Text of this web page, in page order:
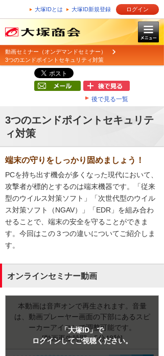
大塚IDとは 大塚ID新規登録 ログイン
動画セミナー（オンデマンドセミナー）
3つのエンドポイントセキュリティ対策
後で見る一覧
3つのエンドポイントセキュリテ
ィ対策
端末の守りをしっかり固めましょう！
PCを持ち出す機会が多くなった現代において、
攻撃者が標的とするのは端末機器です。「従来
型のウイルス対策ソフト」「次世代型のウイル
ス対策ソフト（NGAV）」「EDR」を組み合わ
せることで、端末の安全を守ることができま
す。今回はこの３つの違いについてご紹介しま
す。
オンラインセミナー動画
本動画は音声オンで再生されます。音量
は、動画プレーヤー画面の下部にあるスピ
ーカーアイコンで調整可能です。
[動画再生時間：5分48秒]
「大塚ID」で
ログインしてご視聴ください。